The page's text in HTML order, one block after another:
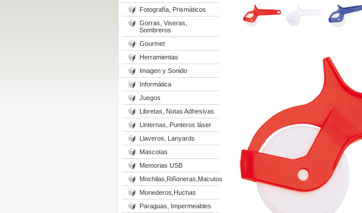
Fotografía, Prismáticos
Gorras, Viseras,
Sombreros
Gourmet
Herramientas
Imagen y Sonido
Informática
Juegos
Libretas, Notas Adhesivas
Linternas, Punteros láser
Llaveros, Lanyards
Mascotas
Memorias USB
Mochilas,Riñoneras,Macutos
Monederos,Huchas
Paraguas, Impermeables